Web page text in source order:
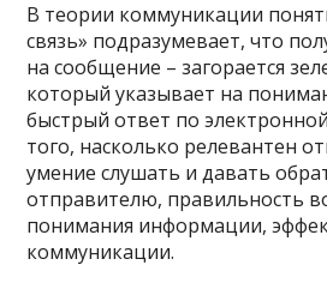
В теории коммуникации
связь» подразумевает, что
на сообщение – загорается
который указывает на
быстрый ответ по
того, насколько релевантен
умение слушать и давать
отправителю, правильность
понимания информации,
коммуникации.